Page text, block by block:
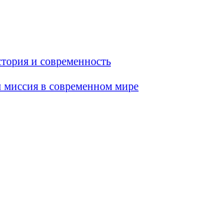
и современность
в современном мире